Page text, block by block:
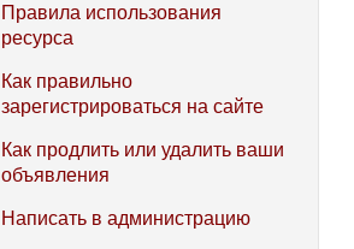
Правила использования
ресурса
Как правильно
зарегистрироваться на сайте
Как продлить или удалить ваши
объявления
Написать в администрацию